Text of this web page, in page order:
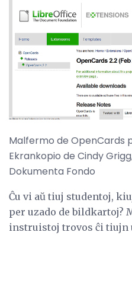
Malfermo de OpenCards
Ekrankopio de Cindy
Dokumenta Fondo
Ĉu vi aŭ tiuj studentoj,
per uzado de bildkartoj?
instruistoj trovos ĉi tiujn